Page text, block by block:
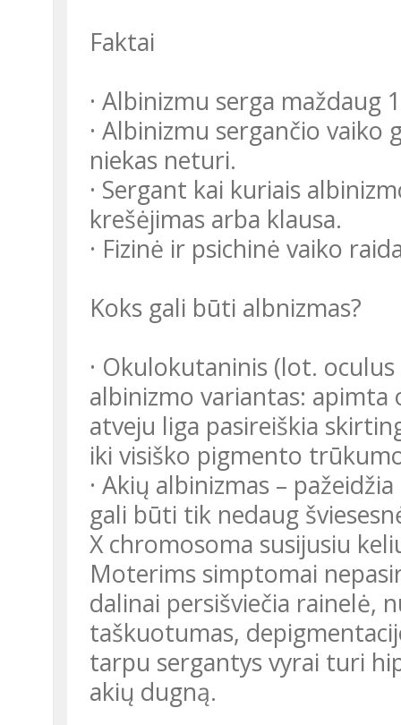
Faktai
· Albinizmu serga maždaug
· Albinizmu sergančio
niekas neturi.
· Sergant kai kuriais
krešėjimas arba klausa.
· Fizinė ir psichinė vaiko
Koks gali būti albnizmas?
· Okulokutaninis (lot.
albinizmo variantas: apimta
atveju liga pasireiškia
iki visiško pigmento
· Akių albinizmas –
gali būti tik nedaug
X chromosoma susijusiu
Moterims simptomai
dalinai persišviečia rainelė,
taškuotumas,
tarpu sergantys vyrai turi
akių dugną.